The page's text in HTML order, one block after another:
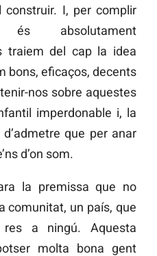
I, per complir
absolutament
traiem del cap la idea
bons, eficaços, decents
nos sobre aquestes
imperdonable i, la
que per anar
d’on som.
la premissa que no
comunitat, un país, que
a ningú. Aquesta
molta bona gent